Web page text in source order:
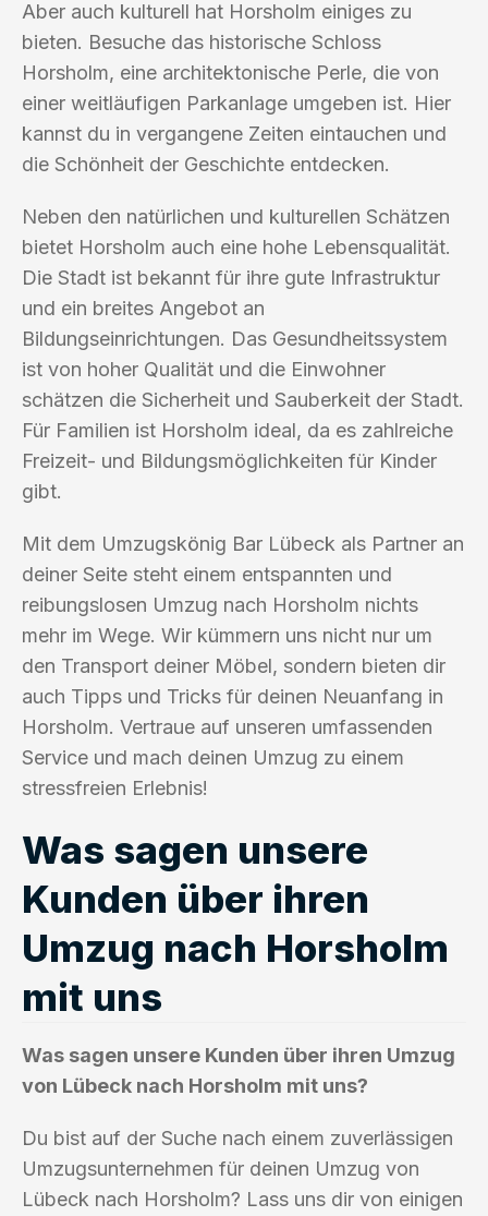
Aber auch kulturell hat Horsholm einiges zu
bieten. Besuche das historische Schloss
Horsholm, eine architektonische Perle, die von
einer weitläufigen Parkanlage umgeben ist. Hier
kannst du in vergangene Zeiten eintauchen und
die Schönheit der Geschichte entdecken.
Neben den natürlichen und kulturellen Schätzen
bietet Horsholm auch eine hohe Lebensqualität.
Die Stadt ist bekannt für ihre gute Infrastruktur
und ein breites Angebot an
Bildungseinrichtungen. Das Gesundheitssystem
ist von hoher Qualität und die Einwohner
schätzen die Sicherheit und Sauberkeit der Stadt.
Für Familien ist Horsholm ideal, da es zahlreiche
Freizeit- und Bildungsmöglichkeiten für Kinder
gibt.
Mit dem Umzugskönig Bar Lübeck als Partner an
deiner Seite steht einem entspannten und
reibungslosen Umzug nach Horsholm nichts
mehr im Wege. Wir kümmern uns nicht nur um
den Transport deiner Möbel, sondern bieten dir
auch Tipps und Tricks für deinen Neuanfang in
Horsholm. Vertraue auf unseren umfassenden
Service und mach deinen Umzug zu einem
stressfreien Erlebnis!
Was sagen unsere
Kunden über ihren
Umzug nach Horsholm
mit uns
Was sagen unsere Kunden über ihren Umzug
von Lübeck nach Horsholm mit uns?
Du bist auf der Suche nach einem zuverlässigen
Umzugsunternehmen für deinen Umzug von
Lübeck nach Horsholm? Lass uns dir von einigen